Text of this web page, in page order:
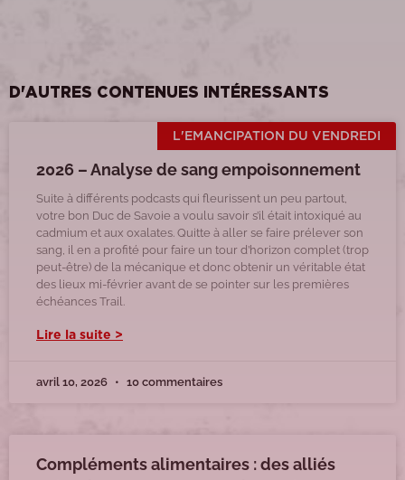
D'AUTRES CONTENUES INTÉRESSANTS
L'EMANCIPATION DU VENDREDI
2026 – Analyse de sang empoisonnement
Suite à différents podcasts qui fleurissent un peu partout,
votre bon Duc de Savoie a voulu savoir s’il était intoxiqué au
cadmium et aux oxalates. Quitte à aller se faire prélever son
sang, il en a profité pour faire un tour d’horizon complet (trop
peut-être) de la mécanique et donc obtenir un véritable état
des lieux mi-février avant de se pointer sur les premières
échéances Trail.
Lire la suite >
avril 10, 2026 10 commentaires
Compléments alimentaires : des alliés